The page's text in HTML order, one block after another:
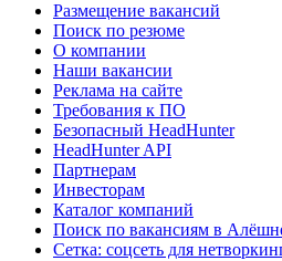
Размещение вакансий
Поиск по резюме
О компании
Наши вакансии
Реклама на сайте
Требования к ПО
Безопасный HeadHunter
HeadHunter API
Партнерам
Инвесторам
Каталог компаний
Поиск по вакансиям в
Сетка: соцсеть для